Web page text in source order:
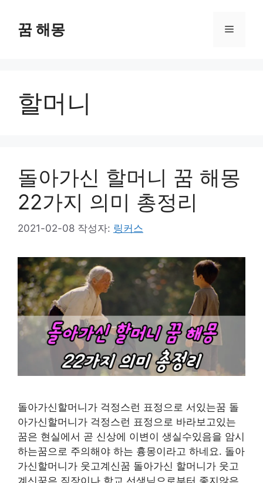
꿈 해몽 메
할머니
돌아가신 할머니 꿈 해몽
22가지 의미 총정리
2021-02-08 작성자: 링커스
돌아가신할머니가 걱정스런 표정으로 서있는꿈 돌
아가신할머니가 걱정스런 표정으로 바라보고있는
꿈은 현실에서 곧 신상에 이변이 생실수있음을 암시
하는꿈으로 주의해야 하는 흉몽이라고 하네요. 돌아
가신할머니가 웃고계신꿈 돌아가신 할머니가 웃고